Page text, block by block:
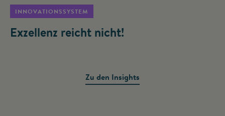
INNOVATIONSSYSTEM
Exzellenz reicht nicht!
Zu den Insights